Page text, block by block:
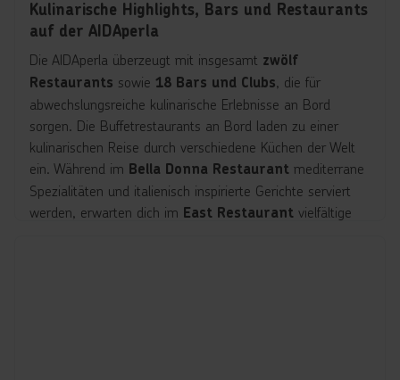
Kulinarische Highlights, Bars und Restaurants
auf der AIDAperla
Die AIDAperla überzeugt mit insgesamt zwölf
Restaurants sowie 18 Bars und Clubs, die für
abwechslungsreiche kulinarische Erlebnisse an Bord
sorgen. Die Buffetrestaurants an Bord laden zu einer
kulinarischen Reise durch verschiedene Küchen der Welt
ein. Während im Bella Donna Restaurant mediterrane
Spezialitäten und italienisch inspirierte Gerichte serviert
werden, erwarten dich im East Restaurant vielfältige